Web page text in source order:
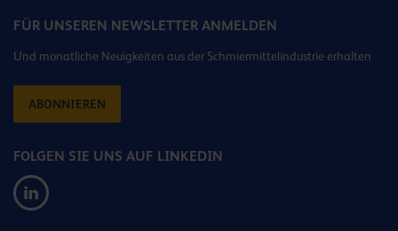
FÜR UNSEREN NEWSLETTER ANMELDEN
Und monatliche Neuigkeiten aus der Schmiermittelindustrie erhalten
ABONNIEREN
FOLGEN SIE UNS AUF LINKEDIN